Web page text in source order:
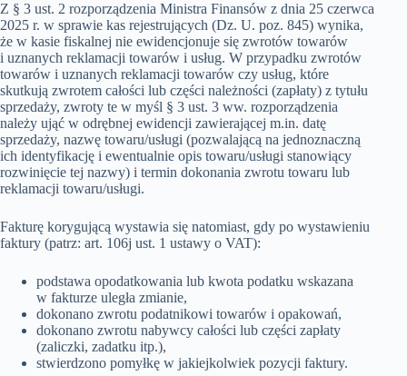
Z § 3 ust. 2 rozporządzenia Ministra Finansów z dnia 25 czerwca
2025 r. w sprawie kas rejestrujących (Dz. U. poz. 845) wynika,
że w kasie fiskalnej nie ewidencjonuje się zwrotów towarów
i uznanych reklamacji towarów i usług. W przypadku zwrotów
towarów i uznanych reklamacji towarów czy usług, które
skutkują zwrotem całości lub części należności (zapłaty) z tytułu
sprzedaży, zwroty te w myśl § 3 ust. 3 ww. rozporządzenia
należy ująć w odrębnej ewidencji zawierającej m.in. datę
sprzedaży, nazwę towaru/usługi (pozwalającą na jednoznaczną
ich identyfikację i ewentualnie opis towaru/usługi stanowiący
rozwinięcie tej nazwy) i termin dokonania zwrotu towaru lub
reklamacji towaru/usługi.
Fakturę korygującą wystawia się natomiast, gdy po wystawieniu
faktury (patrz: art. 106j ust. 1 ustawy o VAT):
podstawa opodatkowania lub kwota podatku wskazana
w fakturze uległa zmianie,
dokonano zwrotu podatnikowi towarów i opakowań,
dokonano zwrotu nabywcy całości lub części zapłaty
(zaliczki, zadatku itp.),
stwierdzono pomyłkę w jakiejkolwiek pozycji faktury.